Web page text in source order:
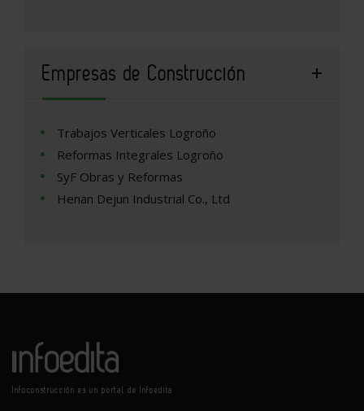
Empresas de Construcción
Trabajos Verticales Logroño
Reformas Integrales Logroño
SyF Obras y Reformas
Henan Dejun Industrial Co., Ltd
Infoconstrucción es un portal de Infoedita